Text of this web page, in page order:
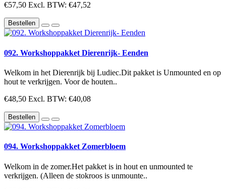
€57,50 Excl. BTW: €47,52
Bestellen
092. Workshoppakket Dierenrijk- Eenden
Welkom in het Dierenrijk bij Ludiec.Dit pakket is Unmounted en op
hout te verkrijgen. Voor de houten..
€48,50 Excl. BTW: €40,08
Bestellen
094. Workshoppakket Zomerbloem
Welkom in de zomer.Het pakket is in hout en unmounted te
verkrijgen. (Alleen de stokroos is unmounte..